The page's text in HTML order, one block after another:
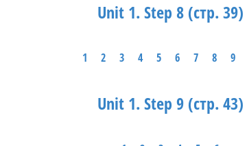
Unit 1. Step 8 (стр. 39)
1 2 3 4 5 6 7 8 9
Unit 1. Step 9 (стр. 43)